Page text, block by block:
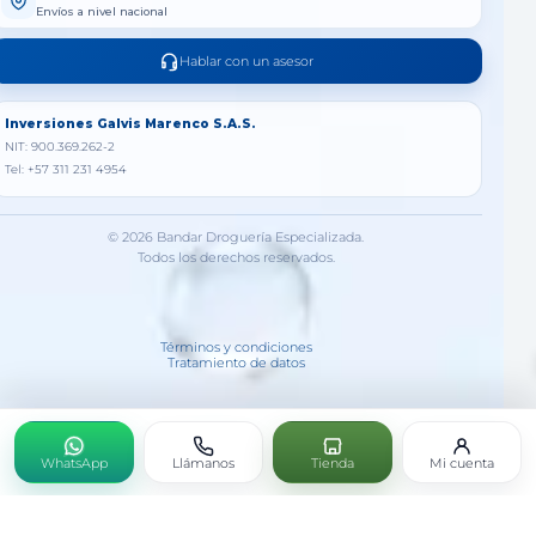
Envíos a nivel nacional
Hablar con un asesor
Inversiones Galvis Marenco S.A.S.
NIT: 900.369.262-2
Tel: +57 311 231 4954
© 2026 Bandar Droguería Especializada.
Todos los derechos reservados.
Términos y condiciones
Tratamiento de datos
WhatsApp Llámanos Tienda Mi cuenta